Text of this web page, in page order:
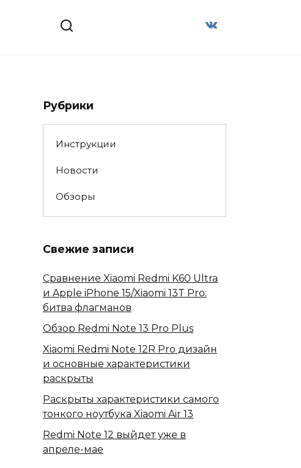
Рубрики
Инструкции
Новости
Обзоры
Свежие записи
Сравнение Xiaomi Redmi K60 Ultra
и Apple iPhone 15/Xiaomi 13T Pro:
битва флагманов
Обзор Redmi Note 13 Pro Plus
Xiaomi Redmi Note 12R Pro дизайн
и основные характеристики
раскрыты
Раскрыты характеристики самого
тонкого ноутбука Xiaomi Air 13
Redmi Note 12 выйдет уже в
апреле-мае